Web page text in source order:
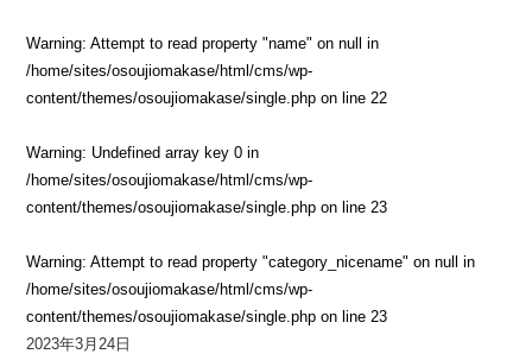
Warning: Attempt to read property "name" on null in
/home/sites/osoujiomakase/html/cms/wp-
content/themes/osoujiomakase/single.php on line 22
Warning: Undefined array key 0 in
/home/sites/osoujiomakase/html/cms/wp-
content/themes/osoujiomakase/single.php on line 23
Warning: Attempt to read property "category_nicename" on null in
/home/sites/osoujiomakase/html/cms/wp-
content/themes/osoujiomakase/single.php on line 23
2023年3月24日